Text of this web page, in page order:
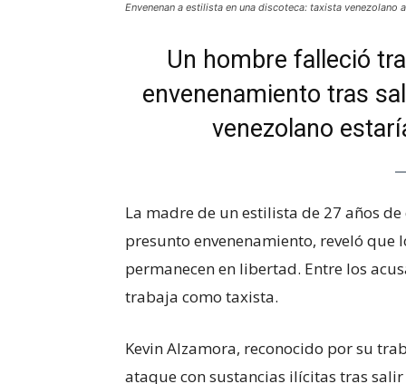
Envenenan a estilista en una discoteca: taxista venezolano
Un hombre falleció
envenenamiento tras
venezolano
La madre de un estilista de 27 años
presunto envenenamiento, reveló que
permanecen en libertad. Entre los
trabaja como taxista.
Kevin Alzamora, reconocido por su
ataque con sustancias ilícitas tras